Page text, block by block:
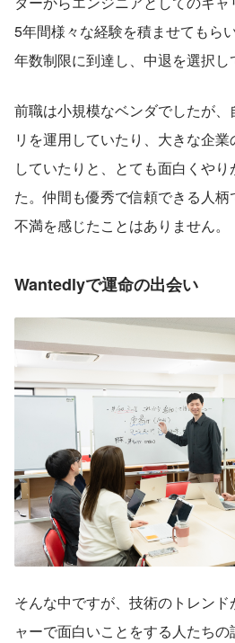
5年間様々な経験を積ませてもら
年数制限に到達し、中退を選択し
前職は小規模なベンダでしたが
リを運用していたり、大きな企
していたりと、とても面白くや
た。仲間も優秀で信頼できる人
不満を感じたことはありません。
Wantedlyで運命の出会い
そんな中ですが、技術のトレン
ャーで面白いことをする人たち